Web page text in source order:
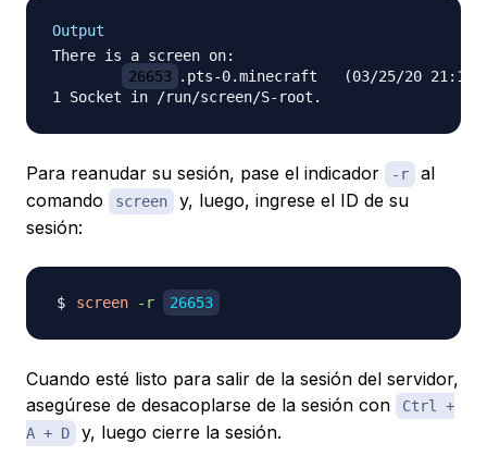
Output
There is a screen on:
26653
.pts-0.minecraft   (03/25/20
Para reanudar su sesión, pase el indicador -r
al
comando
screen
y, luego, ingrese el ID de su
sesión:
screen -r 26653
Cuando esté listo para salir de la sesión del servidor,
asegúrese de desacoplarse de la sesión con
Ctrl +
A + D
y, luego cierre la sesión.